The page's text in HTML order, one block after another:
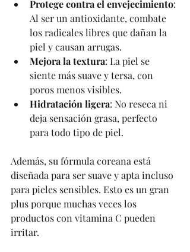
Protege contra el envejecimiento:
Al ser un antioxidante, combate
los radicales libres que dañan la
piel y causan arrugas.
Mejora la textura: La piel se
siente más suave y tersa, con
poros menos visibles.
Hidratación ligera: No reseca ni
deja sensación grasa, perfecto
para todo tipo de piel.
Además, su fórmula coreana está
diseñada para ser suave y apta incluso
para pieles sensibles. Esto es un gran
plus porque muchas veces los
productos con vitamina C pueden
irritar.